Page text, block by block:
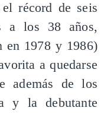
récord de seis
a los 38 años,
en 1978 y 1986)
a quedarse
además de los
y la debutante